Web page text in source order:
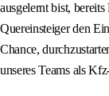
ausgelernt bist,
Quereinsteiger den
Chance,
unseres Teams als